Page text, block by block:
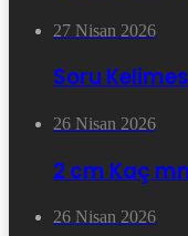
27 Nisan 2026
Soru
26 Nisan 2026
2 cm Kaç
26 Nisan 2026